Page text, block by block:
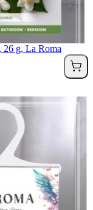
26 g, La Roma